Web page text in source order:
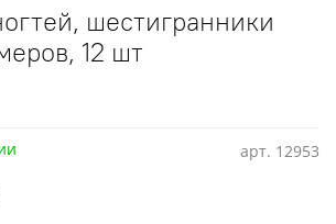
арт. 12953
шестигранники
12 шт